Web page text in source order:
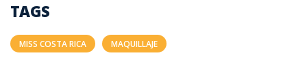
TAGS
MISS COSTA RICA MAQUILLAJE